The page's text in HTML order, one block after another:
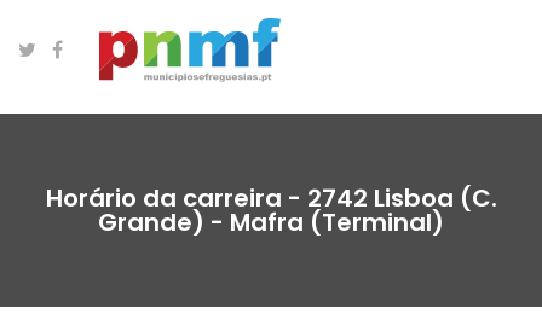
Horário da carreira - 2742 Lisboa (C.
Grande) - Mafra (Terminal)